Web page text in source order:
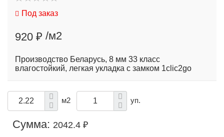
Под заказ
920 ₽ /м2
Производство Беларусь, 8 мм 33 класс
влагостойкий, легкая укладка с замком 1clic2go
м2 уп.
Сумма: 2042.4 ₽